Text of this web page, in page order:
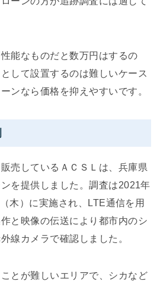
能なものだと数万円はするの
して設置するのは難しいケース
ンなら価格を抑えやすいです。
売しているＡＣＳＬは、兵庫県
を提供しました。調査は2021年
木）に実施され、LTE通信を用
と映像の伝送により都市内のシ
線カメラで確認しました。
とが難しいエリアで、シカなど